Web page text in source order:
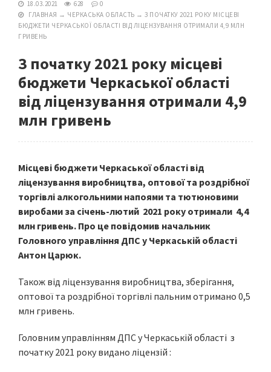
18.03.2021 628
0
ГЛАВНАЯ → ЧЕРКАСЬКА ОБЛАСТЬ → З ПОЧАТКУ 2021 РОКУ МІСЦЕВІ
БЮДЖЕТИ ЧЕРКАСЬКОЇ ОБЛАСТІ ВІД ЛІЦЕНЗУВАННЯ ОТРИМАЛИ 4,9 МЛН
ГРИВЕНЬ
З початку 2021 року місцеві
бюджети Черкаської області
від ліцензування отримали 4,9
млн гривень
Місцеві бюджети Черкаської області від
ліцензування виробництва, оптової та роздрібної
торгівлі алкогольними напоями та тютюновими
виробами за січень-лютий 2021 року отримали 4,4
млн гривень. Про це повідомив начальник
Головного управління ДПС у Черкаській області
Антон Царюк.
Також від ліцензування виробництва, зберігання,
оптової та роздрібної торгівлі пальним отримано 0,5
млн гривень.
Головним управлінням ДПС у Черкаській області з
початку 2021 року видано ліцензій :